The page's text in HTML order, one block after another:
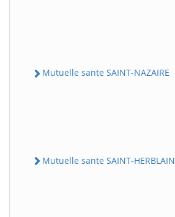
Mutuelle sante SAINT-NAZAIRE
Mutuelle sante SAINT-HERBLAIN